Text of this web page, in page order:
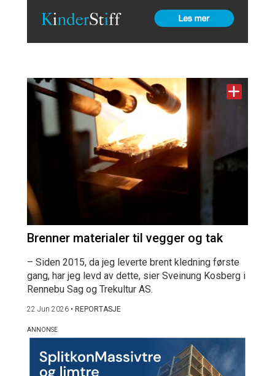
Brenner materialer til vegger og tak
– Siden 2015, da jeg leverte brent kledning første
gang, har jeg levd av dette, sier Sveinung Kosberg i
Rennebu Sag og Trekultur AS.
22 Jun 2026 • REPORTASJE